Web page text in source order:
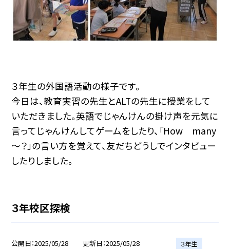
３年生の外国語活動の様子です。
今日は、教育実習の先生とALTの先生に授業をして
いただきました。英語でじゃんけんの掛け声を元気に
言ってじゃんけんしてゲームをしたり、「How many
～？」の言い方を覚えて、友だちどうしでインタビュー
したりしました。
３年校区探検
公開日 2025/05/28 更新日 2025/05/28 ３年生